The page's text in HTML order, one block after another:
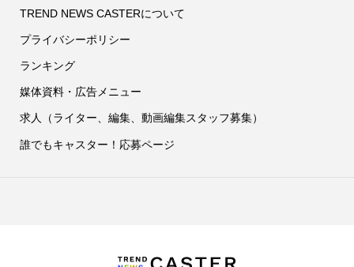
TREND NEWS CASTERについて
プライバシーポリシー
ランキング
媒体資料・広告メニュー
求人（ライター、編集、動画編集スタッフ募集）
誰でもキャスター！応募ページ